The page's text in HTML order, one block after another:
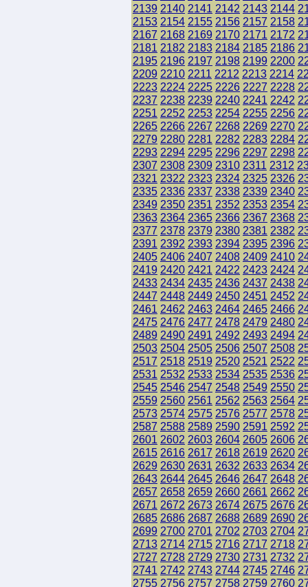
2139 2140 2141 2142 2143 2144
2153 2154 2155 2156 2157 2158
2167 2168 2169 2170 2171 2172
2181 2182 2183 2184 2185 2186
2195 2196 2197 2198 2199 2200
2209 2210 2211 2212 2213 2214
2223 2224 2225 2226 2227 2228
2237 2238 2239 2240 2241 2242
2251 2252 2253 2254 2255 2256
2265 2266 2267 2268 2269 2270
2279 2280 2281 2282 2283 2284
2293 2294 2295 2296 2297 2298
2307 2308 2309 2310 2311 2312
2321 2322 2323 2324 2325 2326
2335 2336 2337 2338 2339 2340
2349 2350 2351 2352 2353 2354
2363 2364 2365 2366 2367 2368
2377 2378 2379 2380 2381 2382
2391 2392 2393 2394 2395 2396
2405 2406 2407 2408 2409 2410
2419 2420 2421 2422 2423 2424
2433 2434 2435 2436 2437 2438
2447 2448 2449 2450 2451 2452
2461 2462 2463 2464 2465 2466
2475 2476 2477 2478 2479 2480
2489 2490 2491 2492 2493 2494
2503 2504 2505 2506 2507 2508
2517 2518 2519 2520 2521 2522
2531 2532 2533 2534 2535 2536
2545 2546 2547 2548 2549 2550
2559 2560 2561 2562 2563 2564
2573 2574 2575 2576 2577 2578
2587 2588 2589 2590 2591 2592
2601 2602 2603 2604 2605 2606
2615 2616 2617 2618 2619 2620
2629 2630 2631 2632 2633 2634
2643 2644 2645 2646 2647 2648
2657 2658 2659 2660 2661 2662
2671 2672 2673 2674 2675 2676
2685 2686 2687 2688 2689 2690
2699 2700 2701 2702 2703 2704
2713 2714 2715 2716 2717 2718
2727 2728 2729 2730 2731 2732
2741 2742 2743 2744 2745 2746
2755 2756 2757 2758 2759 2760